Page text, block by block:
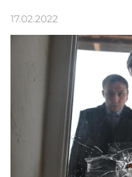
17.02.2022